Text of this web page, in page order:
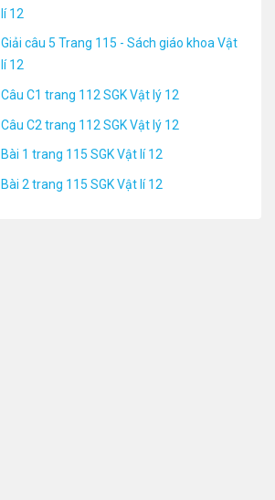
lí 12
Giải câu 5 Trang 115 - Sách giáo khoa Vật
lí 12
Câu C1 trang 112 SGK Vật lý 12
Câu C2 trang 112 SGK Vật lý 12
Bài 1 trang 115 SGK Vật lí 12
Bài 2 trang 115 SGK Vật lí 12